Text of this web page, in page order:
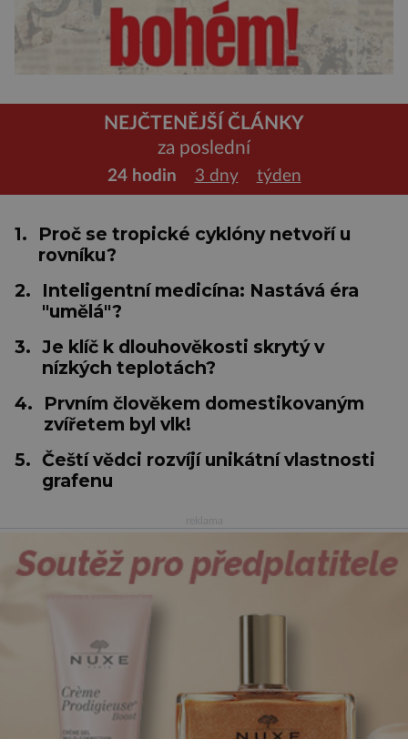
NEJČTENĚJŠÍ ČLÁNKY
za poslední
24 hodin 3 dny týden
1.
Proč se tropické cyklóny netvoří u
rovníku?
2.
Inteligentní medicína: Nastává éra
"umělá"?
3. Je klíč k dlouhověkosti skrytý v
nízkých teplotách?
4.
Prvním člověkem domestikovaným
zvířetem byl vlk!
5. Čeští vědci rozvíjí unikátní vlastnosti
grafenu